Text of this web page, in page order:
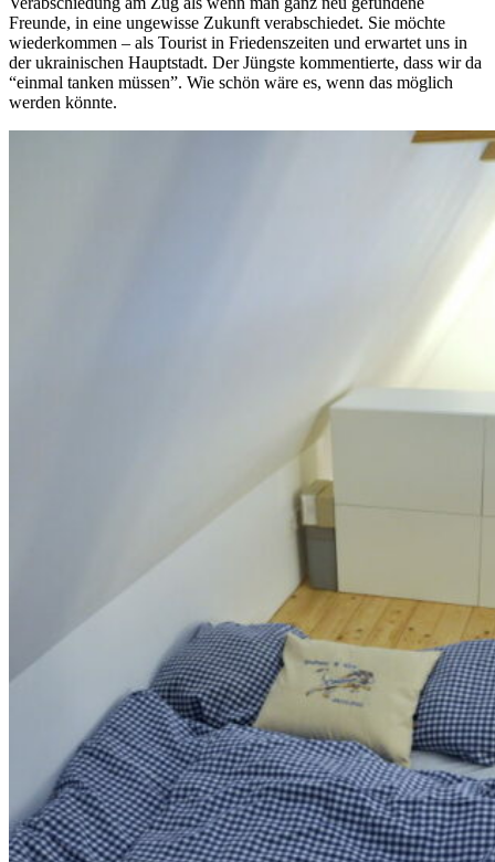
Freunde, in eine ungewisse Zukunft verabschiedet. Sie möchte
wiederkommen – als Tourist in Friedenszeiten und erwartet uns in
der ukrainischen Hauptstadt. Der Jüngste kommentierte, dass wir da
“einmal tanken müssen”. Wie schön wäre es, wenn das möglich
werden könnte.